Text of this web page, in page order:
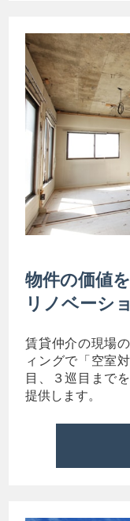
物件の価値
リノベーシ
賃貸仲介の現場
ィングで「空室
目、３巡目まで
提供します。